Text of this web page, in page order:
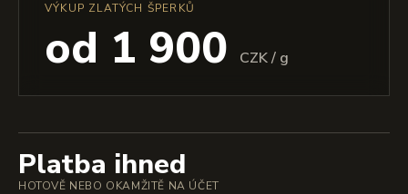
VÝKUP ZLATÝCH ŠPERKŮ
od 1 900 CZK / g
Platba ihned
HOTOVĚ NEBO OKAMŽITĚ NA ÚČET